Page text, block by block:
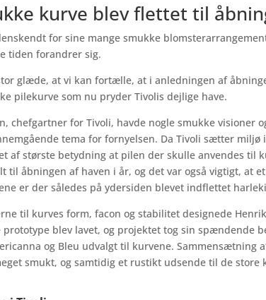
kurve blev flettet til
for sine mange smukke
tiden forandrer sig.
glæde, at vi kan fortælle, at i anledningen af
pilekurve som nu pryder Tivolis dejlige have.
chefgartner for Tivoli, havde nogle smukke visioner
tema for fornyelsen. Da Tivoli sætter
af største betydning at pilen der skulle anvendes til
til åbningen af haven i år, og det var også vigtigt, at
er der således på ydersiden blevet indflettet
til kurves form, facon og stabilitet designede
blev lavet, og projektet tog sin spændende
og Bleu udvalgt til kurvene. Sammensætning
smukt, og samtidig et rustikt udsende til de